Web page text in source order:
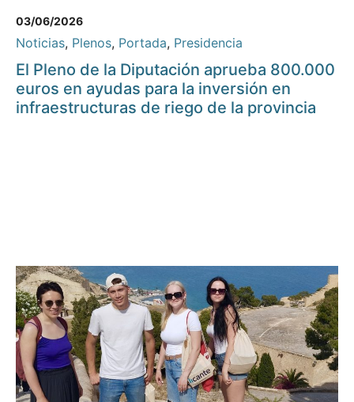
03/06/2026
Noticias, Plenos, Portada, Presidencia
El Pleno de la Diputación aprueba 800.000
euros en ayudas para la inversión en
infraestructuras de riego de la provincia